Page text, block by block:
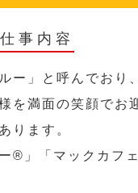
仕事内容
ー」と呼んでおり
を満面の笑顔でお
ります。
」「マックカフ